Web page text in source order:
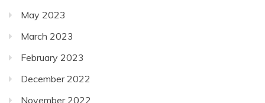
May 2023
March 2023
February 2023
December 2022
November 2022